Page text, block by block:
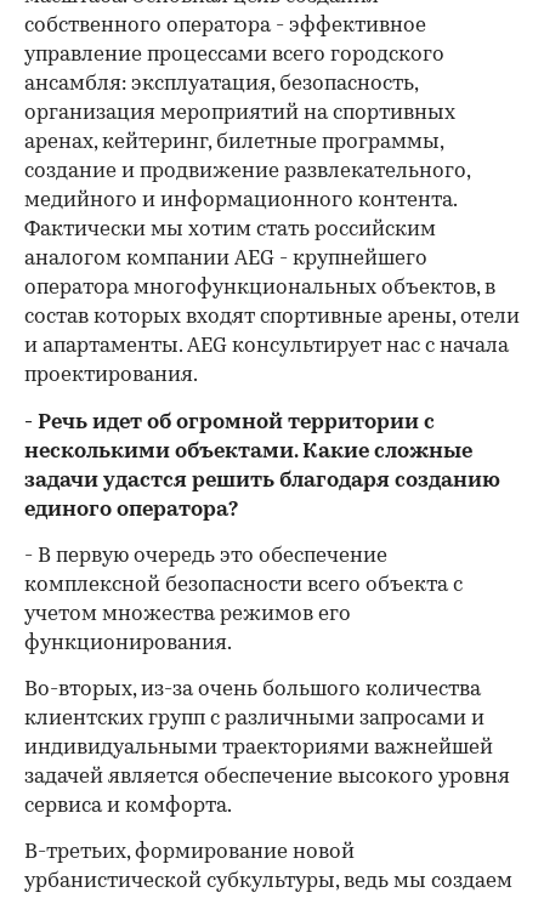
собственного оператора - эффективное
управление процессами всего городского
ансамбля: эксплуатация, безопасность,
организация мероприятий на спортивных
аренах, кейтеринг, билетные программы,
создание и продвижение развлекательного,
медийного и информационного контента.
Фактически мы хотим стать российским
аналогом компании AEG - крупнейшего
оператора многофункциональных объектов, в
состав которых входят спортивные арены, отели
и апартаменты. AEG консультирует нас с начала
проектирования.
- Речь идет об огромной территории с
несколькими объектами. Какие сложные
задачи удастся решить благодаря созданию
единого оператора?
- В первую очередь это обеспечение
комплексной безопасности всего объекта с
учетом множества режимов его
функционирования.
Во-вторых, из-за очень большого количества
клиентских групп с различными запросами и
индивидуальными траекториями важнейшей
задачей является обеспечение высокого уровня
сервиса и комфорта.
В-третьих, формирование новой
урбанистической субкультуры, ведь мы создаем